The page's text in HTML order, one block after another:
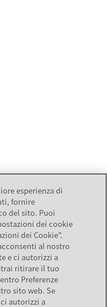
scheda
esperienza di
fornire
del sito. Puoi
dei cookie
dei Cookie".
al nostro
e ci autorizzi a
ritirare il tuo
Preferenze
sito web. Se
autorizzi a